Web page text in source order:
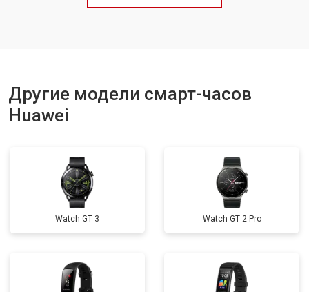
Другие модели смарт-часов
Huawei
Watch GT 3 Watch GT 2 Pro